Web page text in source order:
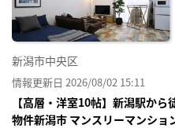
新潟市中央区
情報更新日 2026/08/02 15:11
【高層・洋室10帖】新潟駅か
物件新潟市 マンスリーマンショ